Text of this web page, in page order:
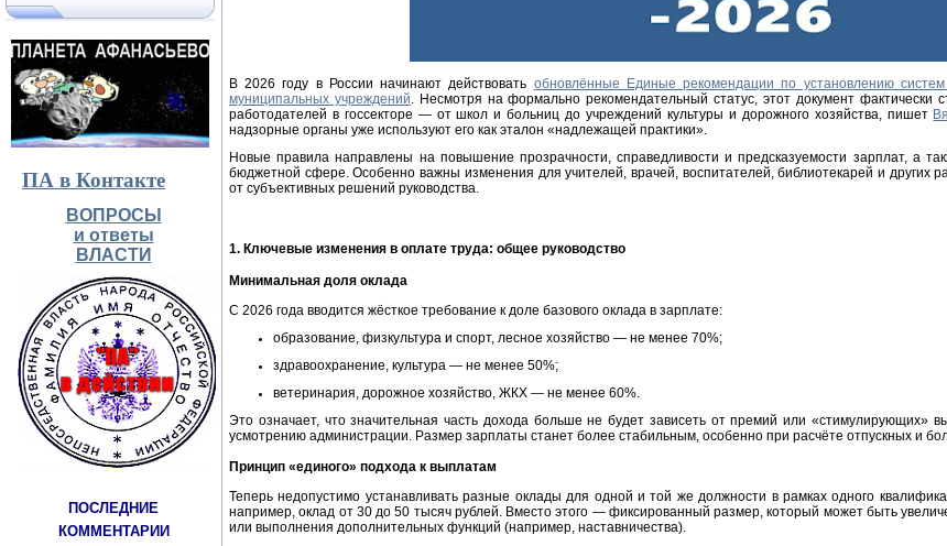
ПА в Контакте
ВОПРОСЫ
и ответы
ВЛАСТИ
ПОСЛЕДНИЕ
КОММЕНТАРИИ
В 2026 году в России начинают действовать обновлённые Единые рекомендации по установлению
муниципальных учреждений. Несмотря на формально рекомендательный статус, этот документ фактически
работодателей в госсекторе — от школ и больниц до учреждений культуры и дорожного хозяйства, пишет
надзорные органы уже используют его как эталон «надлежащей практики».
Новые правила направлены на повышение прозрачности, справедливости и предсказуемости зарплат, а
бюджетной сфере. Особенно важны изменения для учителей, врачей, воспитателей, библиотекарей и других
от субъективных решений руководства.
1. Ключевые изменения в оплате труда: общее руководство
Минимальная доля оклада
С 2026 года вводится жёсткое требование к доле базового оклада в зарплате:
образование, физкультура и спорт, лесное хозяйство — не менее 70%;
здравоохранение, культура — не менее 50%;
ветеринария, дорожное хозяйство, ЖКХ — не менее 60%.
Это означает, что значительная часть дохода больше не будет зависеть от премий или «стимулирующих»
усмотрению администрации. Размер зарплаты станет более стабильным, особенно при расчёте отпускных и
Принцип «единого» подхода к выплатам
Теперь недопустимо устанавливать разные оклады для одной и той же должности в рамках одного
например, оклад от 30 до 50 тысяч рублей. Вместо этого — фиксированный размер, который может быть
или выполнения дополнительных функций (например, наставничества).